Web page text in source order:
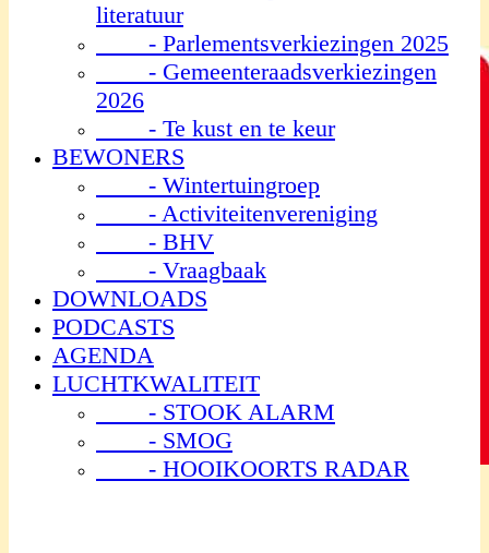
literatuur
- Parlementsverkiezingen 2025
- Gemeenteraadsverkiezingen
2026
- Te kust en te keur
BEWONERS
- Wintertuingroep
- Activiteitenvereniging
- BHV
- Vraagbaak
DOWNLOADS
PODCASTS
AGENDA
LUCHTKWALITEIT
- STOOK ALARM
- SMOG
- HOOIKOORTS RADAR